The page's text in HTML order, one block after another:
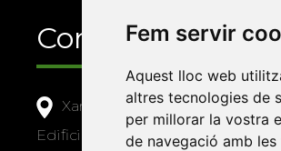
Fem servir
Aquest lloc web
altres tecnologies de
per millorar la vostra
de navegació amb
Contacte
Xarxa Vives d'Universitats
Edifici Àgora